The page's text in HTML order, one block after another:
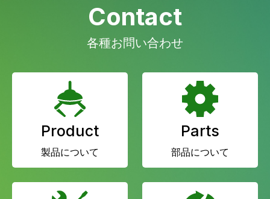
Contact
各種お問い合わせ
Product
製品について
Parts
部品について